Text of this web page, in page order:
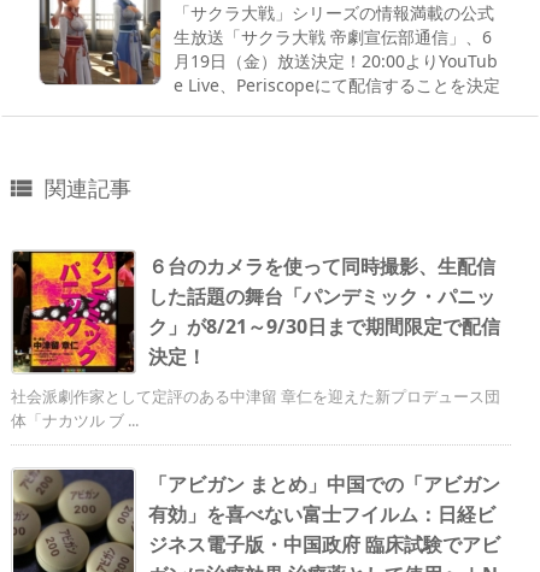
「サクラ大戦」シリーズの情報満載の公式
生放送「サクラ大戦 帝劇宣伝部通信」、6
月19日（金）放送決定！20:00よりYouTub
e Live、Periscopeにて配信することを決定
 関連記事
６台のカメラを使って同時撮影、生配信
した話題の舞台「パンデミック・パニッ
ク」が8/21～9/30日まで期間限定で配信
決定！
社会派劇作家として定評のある中津留 章仁を迎えた新プロデュース団
体「ナカツル ブ ...
「アビガン まとめ」中国での「アビガン
有効」を喜べない富士フイルム：日経ビ
ジネス電子版・中国政府 臨床試験でアビ